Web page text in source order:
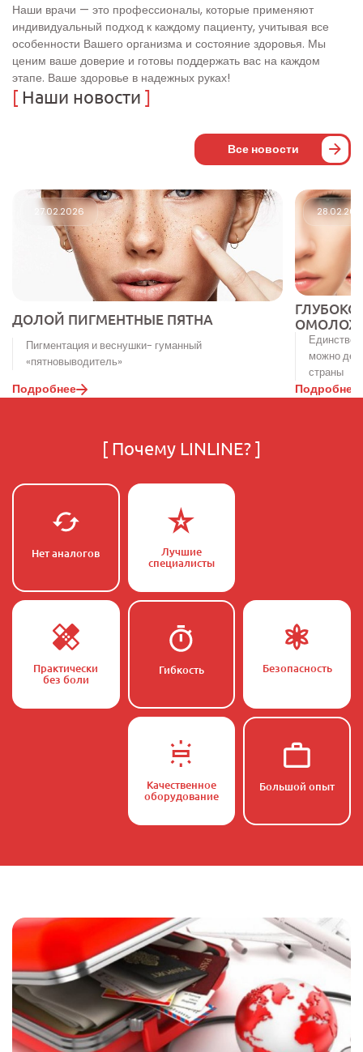
Наши врачи — это профессионалы, которые применяют
индивидуальный подход к каждому пациенту, учитывая все
особенности Вашего организма и состояние здоровья. Мы
ценим ваше доверие и готовы поддержать вас на каждом
этапе. Ваше здоровье в надежных руках!
[ Наши новости ]
Все новости
27.02.2026
ДОЛОЙ ПИГМЕНТНЫЕ ПЯТНА
Пигментация и веснушки- гуманный
«пятновыводитель»
Подробнее
можно
страны
Подробнее
[ Почему LINLINE? ]
Нет аналогов
Лучшие
специалисты
Большой опыт
Практически
без боли
Гибкость Безопасность
Качественное
оборудование
О нас